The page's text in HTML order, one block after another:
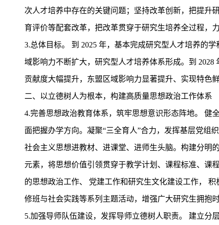
次人才培养中存在的关键问题；坚持改革创新，把提升
育评价等配套改革，把改革贯穿于研究生培养全过程，
3.总体目标。 到 2025 年，基本完成研究型人才培养的
域影响力不断扩大，研究型人才培养体系形成。到
贡献度大幅提升，东盟区域影响力显著提升、实现特色
二、以立德树人为根本，构建高质量思想政治工作体系
4.完善思想政治教育体系，筑牢思想意识形态阵地。 健
面把握办学方向。凝聚“三全育人”合力，发挥基层党组
社会主义思想进教材、进课堂、进师生头脑。构建分明
元素，将思想价值引领贯穿于教学计划、课程标准、课
的思想政治工作、 党建工作和研究生文化建设工作，
修班与社会实践等系列主题活动，增强广大研究生拥抱
5.加强导师队伍建设，发挥导师立德树人职责。 建立分